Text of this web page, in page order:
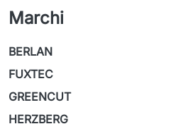
Marchi
BERLAN
FUXTEC
GREENCUT
HERZBERG